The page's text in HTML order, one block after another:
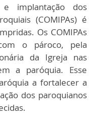
implantação dos
(COMIPAs) é
Os COMIPAs
o pároco, pela
da Igreja nas
a paróquia. Esse
a fortalecer a
dos paroquianos